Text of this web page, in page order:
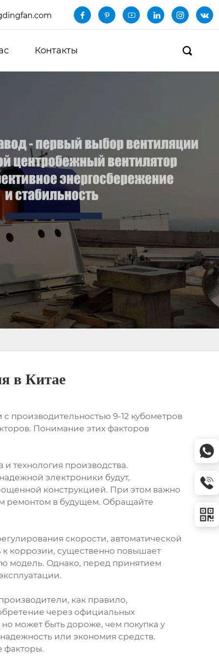
     
Контакты 
в Китае
производительностью 9-12 кубометров
Понимание этих факторов
технология производства.
электроники будут,
конструкцией. При этом важно
ремонтом в будущем. Обращайте
скорости, автоматической
коррозии, существенно повышает
модель. Однако, перед принятием
как правило,
через официальных
может быть дороже, чем покупка у
или экономия средств.
факторы.